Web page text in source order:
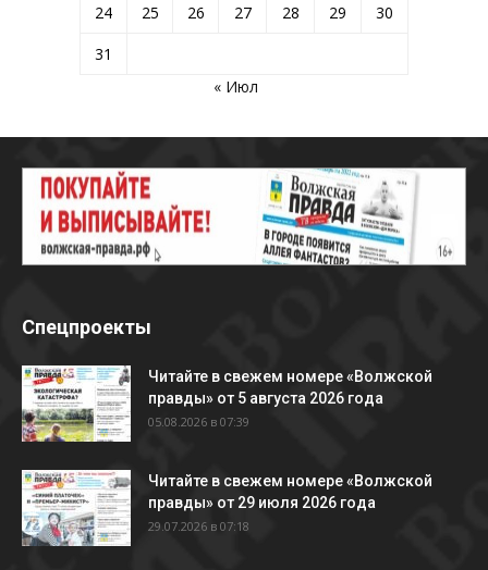
24
25 26 27 28 29
30
31
« Июл
Спецпроекты
Читайте в свежем номере «Волжской
правды» от 5 августа 2026 года
05.08.2026 в 07:39
Читайте в свежем номере «Волжской
правды» от 29 июля 2026 года
29.07.2026 в 07:18